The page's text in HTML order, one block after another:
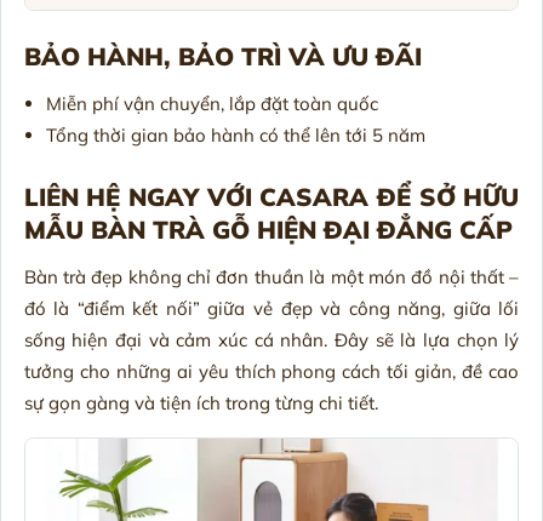
BẢO HÀNH, BẢO TRÌ VÀ ƯU ĐÃI
Miễn phí vận chuyển, lắp đặt toàn quốc
Tổng thời gian bảo hành có thể lên tới 5 năm
LIÊN HỆ NGAY VỚI CASARA ĐỂ SỞ HỮU
MẪU BÀN TRÀ GỖ HIỆN ĐẠI ĐẲNG CẤP
Bàn trà đẹp không chỉ đơn thuần là một món đồ nội thất –
đó là “điểm kết nối” giữa vẻ đẹp và công năng, giữa lối
sống hiện đại và cảm xúc cá nhân. Đây sẽ là lựa chọn lý
tưởng cho những ai yêu thích phong cách tối giản, đề cao
sự gọn gàng và tiện ích trong từng chi tiết.